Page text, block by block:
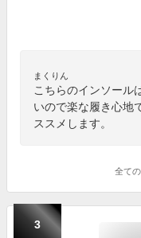
まくりん
こちらのインソール
いので楽な履き心地
ススメします。
全て
3